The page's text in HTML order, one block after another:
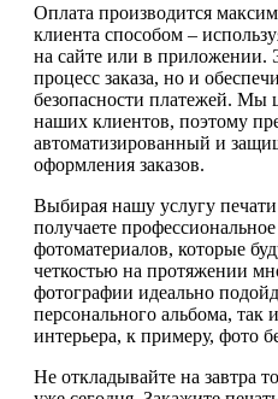
Оплата производится
клиента способом –
на сайте или в приложении.
процесс заказа, но и
безопасности платежей. Мы
наших клиентов, поэтому
автоматизированный и
оформления заказов.
Выбирая нашу услугу
получаете
фотоматериалов, которые
четкостью на протяжении
фотографии идеально
персонального альбома, так
интерьера, к примеру, фото
Не откладывайте на завтра